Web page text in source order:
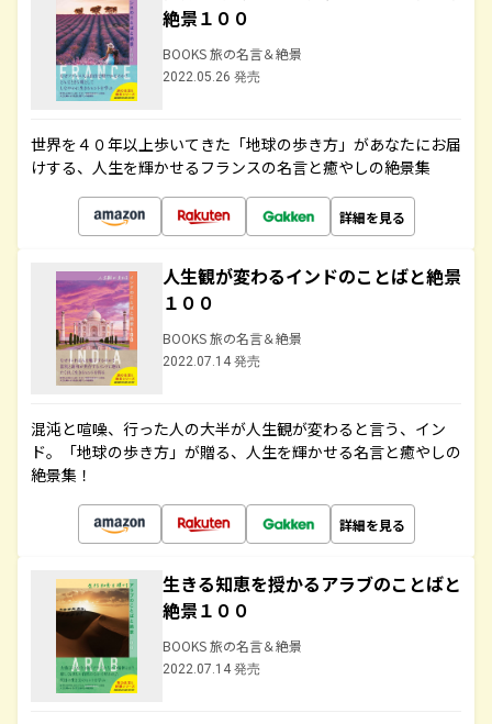
絶景１００
BOOKS 旅の名言＆絶景
2022.05.26 発売
世界を４０年以上歩いてきた「地球の歩き方」があなたにお届
けする、人生を輝かせるフランスの名言と癒やしの絶景集
詳細を見る
人生観が変わるインドのことばと絶景
１００
BOOKS 旅の名言＆絶景
2022.07.14 発売
混沌と喧噪、行った人の大半が人生観が変わると言う、イン
ド。「地球の歩き方」が贈る、人生を輝かせる名言と癒やしの
絶景集！
詳細を見る
生きる知恵を授かるアラブのことばと
絶景１００
BOOKS 旅の名言＆絶景
2022.07.14 発売